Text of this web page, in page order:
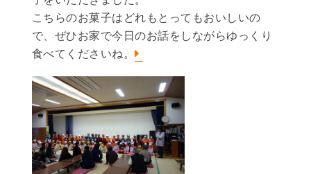
こちらのお菓子はどれもとってもおいしいの
で、ぜひお家で今日のお話をしながらゆっくり
食べてくださいね。